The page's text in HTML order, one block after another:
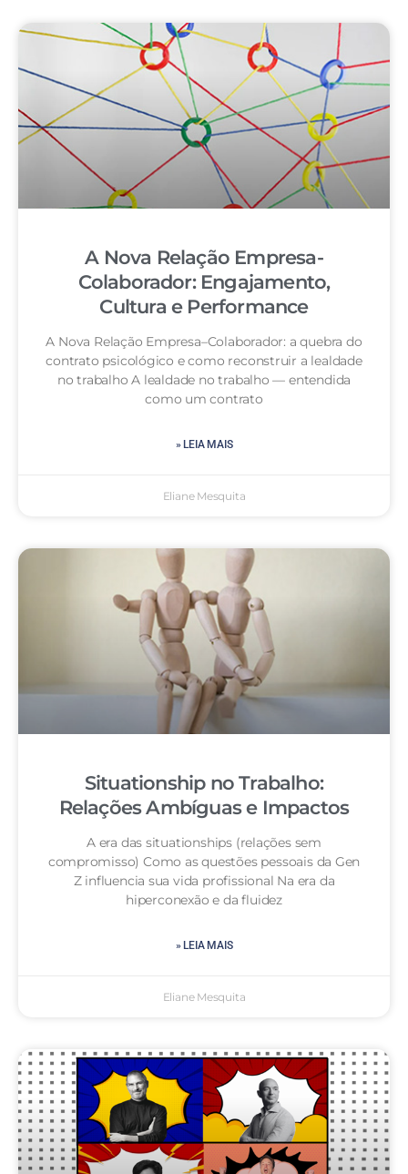
A Nova Relação Empresa-
Colaborador: Engajamento,
Cultura e Performance
A Nova Relação Empresa–Colaborador: a quebra do
contrato psicológico e como reconstruir a lealdade
no trabalho A lealdade no trabalho — entendida
como um contrato
» LEIA MAIS
Eliane Mesquita
Situationship no Trabalho:
Relações Ambíguas e Impactos
A era das situationships (relações sem
compromisso) Como as questões pessoais da Gen
Z influencia sua vida profissional Na era da
hiperconexão e da fluidez
» LEIA MAIS
Eliane Mesquita